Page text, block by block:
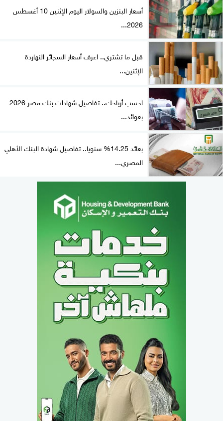
أسعار البنزين والسولار اليوم الإثنين 10 أغسطس
2026...
قبل ما تشتري.. اعرف أسعار السجائر النهاردة
الإثنين...
احسب أرباحك.. تفاصيل شهادات بنك مصر 2026
بعوائد...
بعائد 14.25% سنويا.. تفاصيل شهادة البنك الأهلي
المصري...